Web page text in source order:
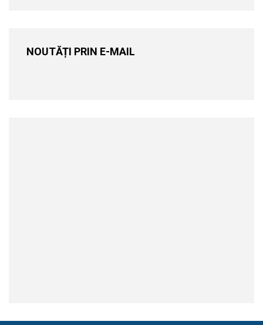
NOUTĂȚI PRIN E-MAIL